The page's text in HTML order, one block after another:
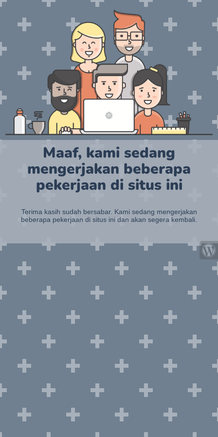
Maaf, kami sedang
mengerjakan beberapa
pekerjaan di situs ini
Terima kasih sudah bersabar. Kami sedang mengerjakan
beberapa pekerjaan di situs ini dan akan segera kembali.